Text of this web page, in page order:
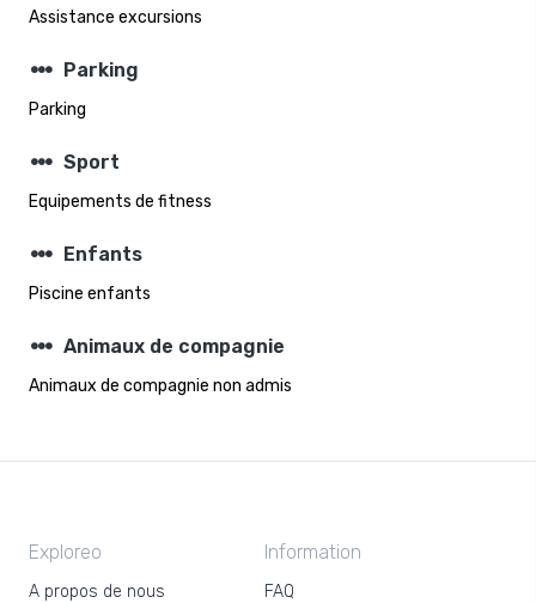
Assistance excursions
steppers Parking
Parking
steppers Sport
Equipements de fitness
steppers Enfants
Piscine enfants
steppers Animaux de compagnie
Animaux de compagnie non admis
Exploreo
A propos de nous
Information
FAQ